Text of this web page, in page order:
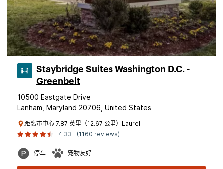
Staybridge Suites Washington D.C. -
Greenbelt
10500 Eastgate Drive
Lanham, Maryland 20706, United States
距离市中心 7.87 英里（12.67 公里）Laurel
4.33
(1160 reviews)
停车 宠物友好